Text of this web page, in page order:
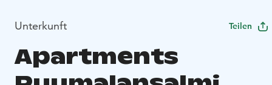
Unterkunft Teilen
Apartments